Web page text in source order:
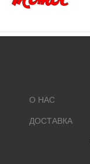
О НАС
ДОСТАВКА